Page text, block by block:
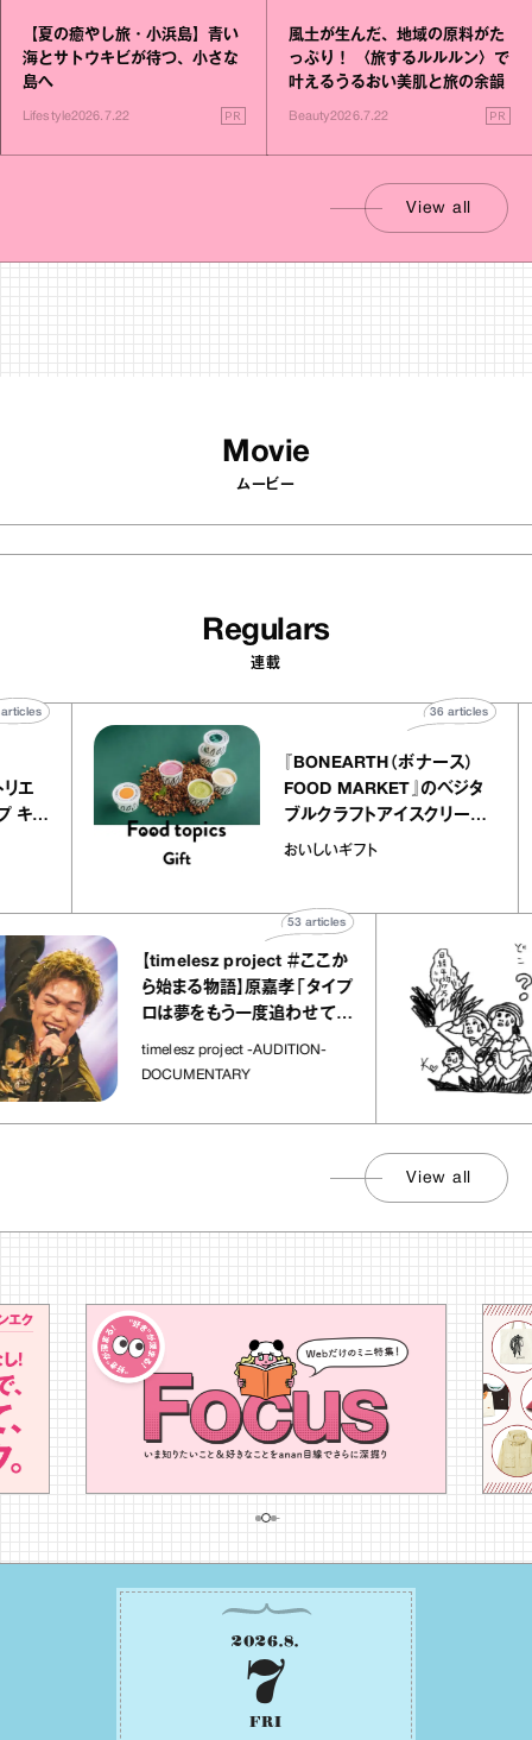
【夏の癒やし旅・小浜島】青い
海とサトウキビが待つ、小さな
島へ
Lifestyle2026.7.22 PR
風土が生んだ、地域の原料がた
っぷり！ 〈旅するルルルン〉で
叶えるうるおい美肌と旅の余韻
Beauty2026.7.22 PR
View all
Movie
ムービー
Regulars
連載
ー アトリエ
レープ キャ
40
『BONEARTH（ボナース）
FOOD MARKET』のベジ
ブルクラフトアイスクリー
｜真野知子の「おいしい
おいしいギフト
36
【timelesz project ＃ここか
ら始まる物語】原嘉孝「タイプ
ロは夢をもう一度追わせてく
れた場所」
timelesz project -AUDITION-
DOCUMENTARY
articles
View all
2026.8.
7
FRI